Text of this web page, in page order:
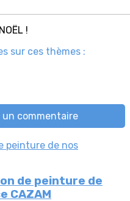
!
sur ces thèmes :
commentaire
de peinture de
CAZAM